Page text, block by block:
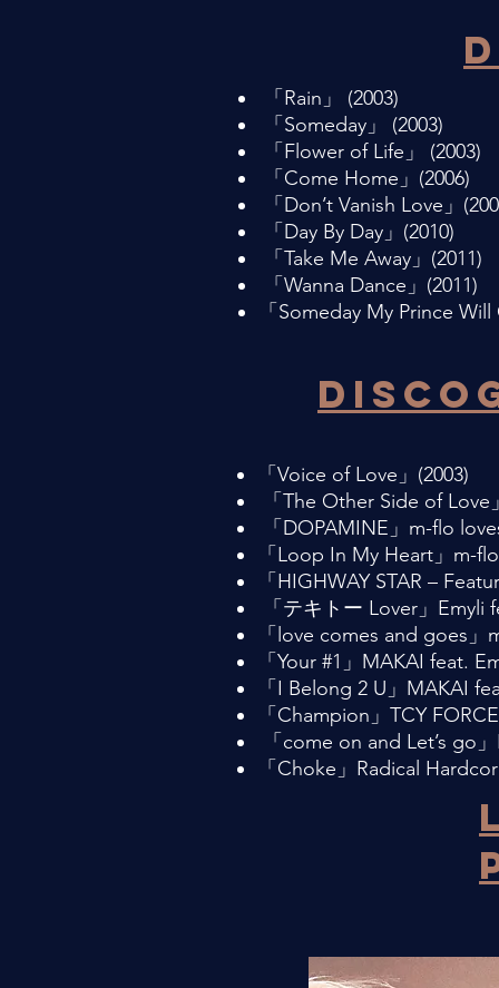
「Rain」 (2003)
「Someday」 (2003)
「Flower of Life」 (2003)
「Come Home」(2006)
「Don’t Vanish Love」
「Day By Day」(2010)
「Take Me Away」(2011)
「Wanna Dance」(2011)
「Someday My Prince
「Voice of Love」(2003)
「The Other Side of Love
「DOPAMINE」m-flo
「Loop In My Heart」m-
「HIGHWAY STAR –
「テキトー Lover」Emyli
「love comes and goes
「Your #1」MAKAI feat.
「I Belong 2 U」MAKAI
「Champion」TCY
「come on and Let’s go
「Choke」Radical